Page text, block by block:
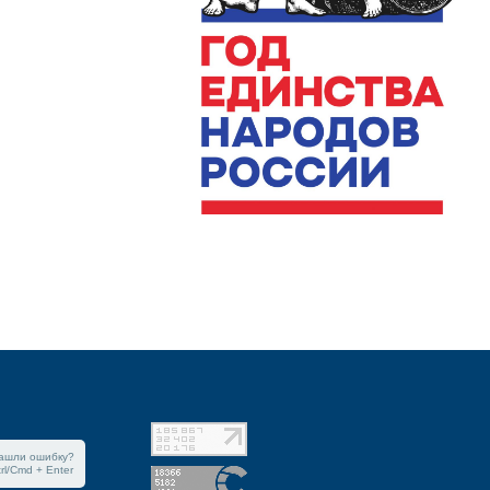
ошибку?
Cmd + Enter